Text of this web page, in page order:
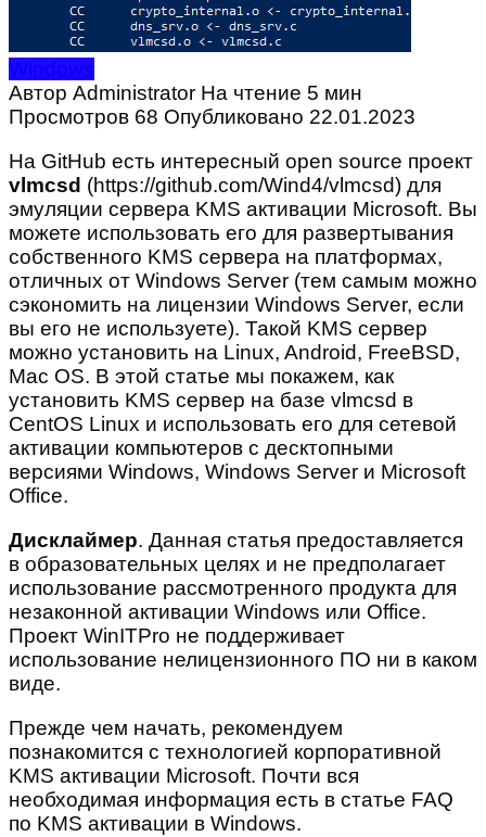
Windows
Автор Administrator На чтение 5 мин
Просмотров 68 Опубликовано 22.01.2023
На GitHub есть интересный open source проект
vlmcsd (https://github.com/Wind4/vlmcsd) для
эмуляции сервера KMS активации Microsoft. Вы
можете использовать его для развертывания
собственного KMS сервера на платформах,
отличных от Windows Server (тем самым можно
сэкономить на лицензии Windows Server, если
вы его не используете). Такой KMS сервер
можно установить на Linux, Android, FreeBSD,
Mac OS. В этой статье мы покажем, как
установить KMS сервер на базе vlmcsd в
CentOS Linux и использовать его для сетевой
активации компьютеров с десктопными
версиями Windows, Windows Server и Microsoft
Office.
Дисклаймер. Данная статья предоставляется
в образовательных целях и не предполагает
использование рассмотренного продукта для
незаконной активации Windows или Office.
Проект WinITPro не поддерживает
использование нелицензионного ПО ни в каком
виде.
Прежде чем начать, рекомендуем
познакомится с технологией корпоративной
KMS активации Microsoft. Почти вся
необходимая информация есть в статье FAQ
по KMS активации в Windows.